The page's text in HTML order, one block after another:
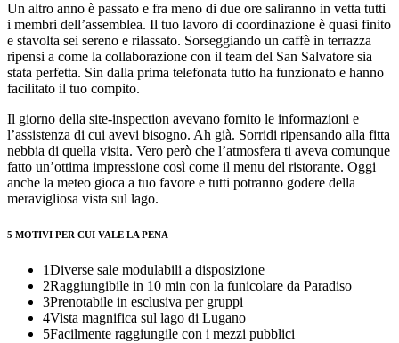
Un altro anno è passato e fra meno di due ore saliranno in vetta tutti
i membri dell’assemblea. Il tuo lavoro di coordinazione è quasi finito
e stavolta sei sereno e rilassato. Sorseggiando un caffè in terrazza
ripensi a come la collaborazione con il team del San Salvatore sia
stata perfetta. Sin dalla prima telefonata tutto ha funzionato e hanno
facilitato il tuo compito.
Il giorno della site-inspection avevano fornito le informazioni e
l’assistenza di cui avevi bisogno. Ah già. Sorridi ripensando alla fitta
nebbia di quella visita. Vero però che l’atmosfera ti aveva comunque
fatto un’ottima impressione così come il menu del ristorante. Oggi
anche la meteo gioca a tuo favore e tutti potranno godere della
meravigliosa vista sul lago.
5 MOTIVI PER CUI VALE LA PENA
1Diverse sale modulabili a disposizione
2Raggiungibile in 10 min con la funicolare da Paradiso
3Prenotabile in esclusiva per gruppi
4Vista magnifica sul lago di Lugano
5Facilmente raggiungile con i mezzi pubblici